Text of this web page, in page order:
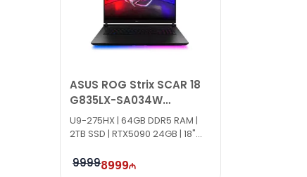
ASUS ROG Strix SCAR 18
G835LX-SA034W
90NR0LF1-M00470
U9-275HX | 64GB DDR5 RAM |
2TB SSD | RTX5090 24GB | 18"
99998999